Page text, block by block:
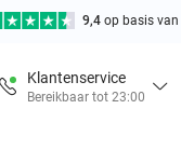
9,4 op basis van
Klantenservice
Bereikbaar tot 23:00